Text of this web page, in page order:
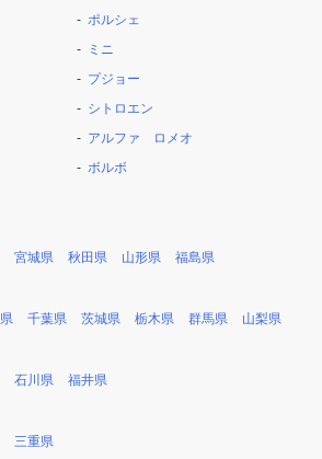
ポルシェ
ミニ
プジョー
シトロエン
アルファ ロメオ
ボルボ
宮城県 秋田県 山形県 福島県
千葉県 茨城県 栃木県 群馬県 山梨県
石川県 福井県
三重県